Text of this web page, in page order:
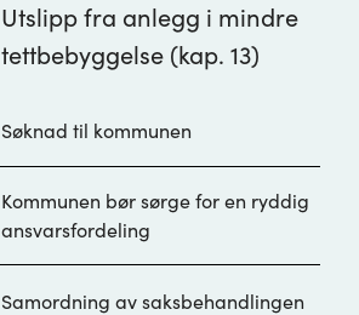
Utslipp fra anlegg i mindre
tettbebyggelse (kap. 13)
Søknad til kommunen
Kommunen bør sørge for en ryddig
ansvarsfordeling
Samordning av saksbehandlingen